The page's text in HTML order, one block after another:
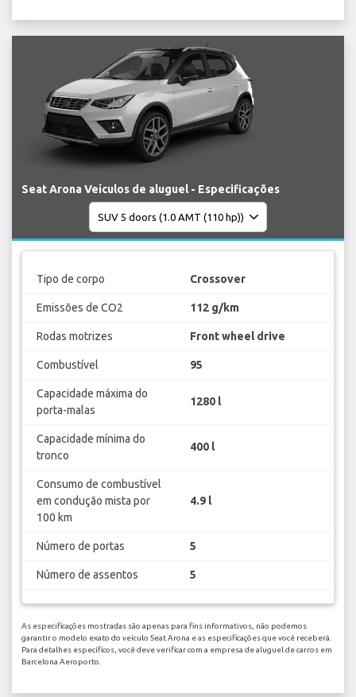
Seat Arona Veículos de aluguel - Especificações
Tipo de corpo Crossover
Emissões de CO2 112 g/km
Rodas motrizes Front wheel drive
Combustível 95
Capacidade máxima do
porta-malas
1280 l
Capacidade mínima do
tronco
400 l
Consumo de combustível
em condução mista por
100 km
4.9 l
Número de portas 5
Número de assentos 5
As especificações mostradas são apenas para fins informativos, não podemos
garantir o modelo exato do veículo Seat Arona e as especificações que você receberá.
Para detalhes específicos, você deve verificar com a empresa de aluguel de carros em
Barcelona Aeroporto.